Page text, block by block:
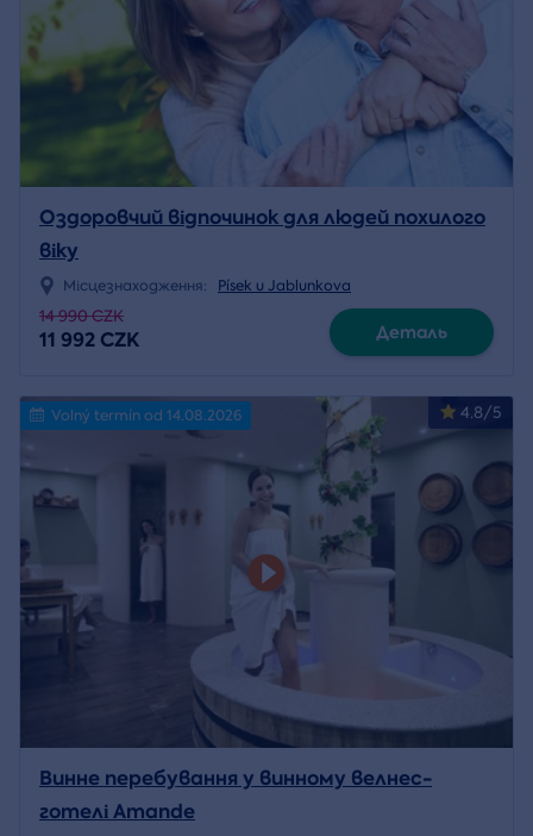
Оздоровчий відпочинок для людей похилого
віку
Місцезнаходження: Písek u Jablunkova
14 990 CZK
11 992 CZK Деталь
4.8/5
Volný termín od 14.08.2026
Винне перебування у винному велнес-
готелі Amande